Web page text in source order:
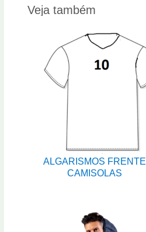
Veja também
ALGARISMOS FRENTE
CAMISOLAS